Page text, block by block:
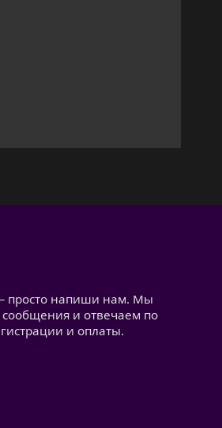
просто напиши нам. Мы
и отвечаем по
и оплаты.